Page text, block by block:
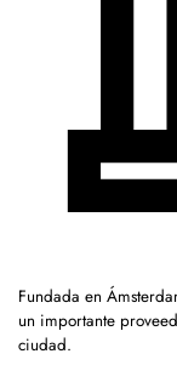
Fundada en
un importante
ciudad.